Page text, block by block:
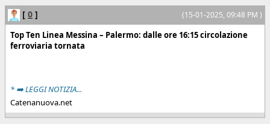
(15-01-2025, 09:48 PM )
[ 0 ]
Top Ten Linea Messina – Palermo: dalle ore 16:15 circolazione
ferroviaria tornata
* ➡️ LEGGI NOTIZIA...
Catenanuova.net